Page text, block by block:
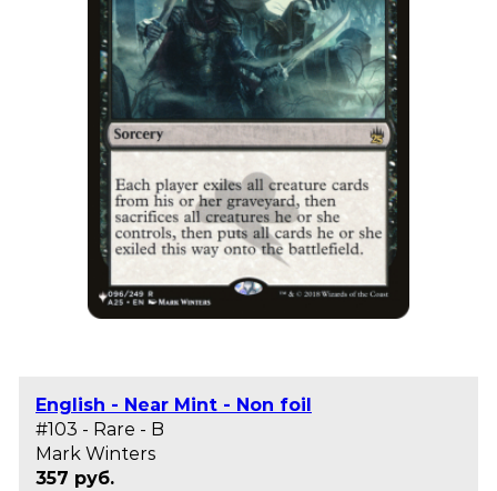
English - Near Mint - Non foil
#103 - Rare - B
Mark Winters
357 руб.